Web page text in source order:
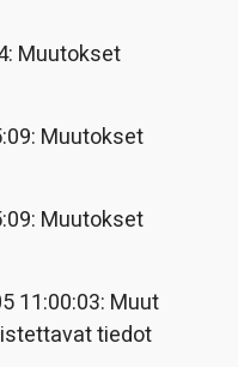
Muutokset
Muutokset
Muutokset
11:00:03: Muut
tiedot